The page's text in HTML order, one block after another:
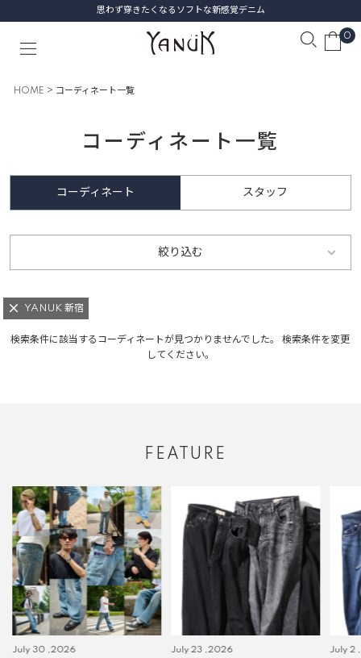
思わず穿きたくなるソフトな新感覚デニム
0
HOME コーディネート一覧
コーディネート一覧
コーディネート スタッフ
絞り込む
YANUK 新宿
検索条件に該当するコーディネートが見つかりませんでした。 検索条件を変更
してください。
FEATURE
July 30 ,2026 July 23 ,2026 July 2